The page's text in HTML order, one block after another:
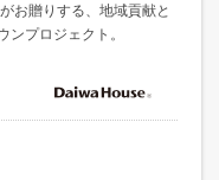
お贈りする、地域貢献と
プロジェクト。